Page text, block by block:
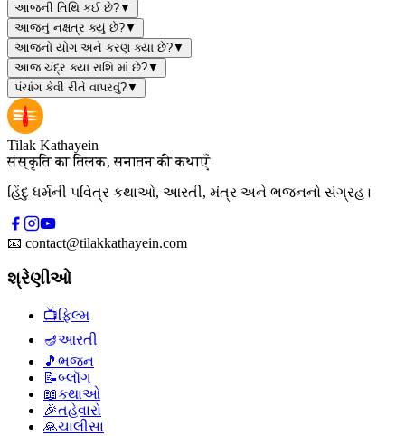
આજની તિથિ કઈ છે?▼
આજનું નક્ષત્ર ક્યું છે?▼
આજનો યોગ અને કરણ ક્યા છે?▼
આજ ચંદ્ર ક્યા રાશિ માં છે?▼
પંચાંગ કેવી રીતે વાપરવું?▼
Tilak Kathayein
संस्कृति का तिलक, सनातन की कथाएँ
હિંદુ ધર્મની પવિત્ર કથાઓ, આરતી, મંત્ર અને ભજનનો સંગ્રહ।
📧 contact@tilakkathayein.com
શ્રેણીઓ
📺ફિલ્મ
🪔આરતી
🎵 ભજન
📝બ્લૉગ
📖કથાઓ
🎉તહેવારો
🙏ચાલીસા